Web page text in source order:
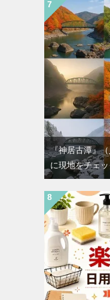
『神居古潭』
に現地をチェ